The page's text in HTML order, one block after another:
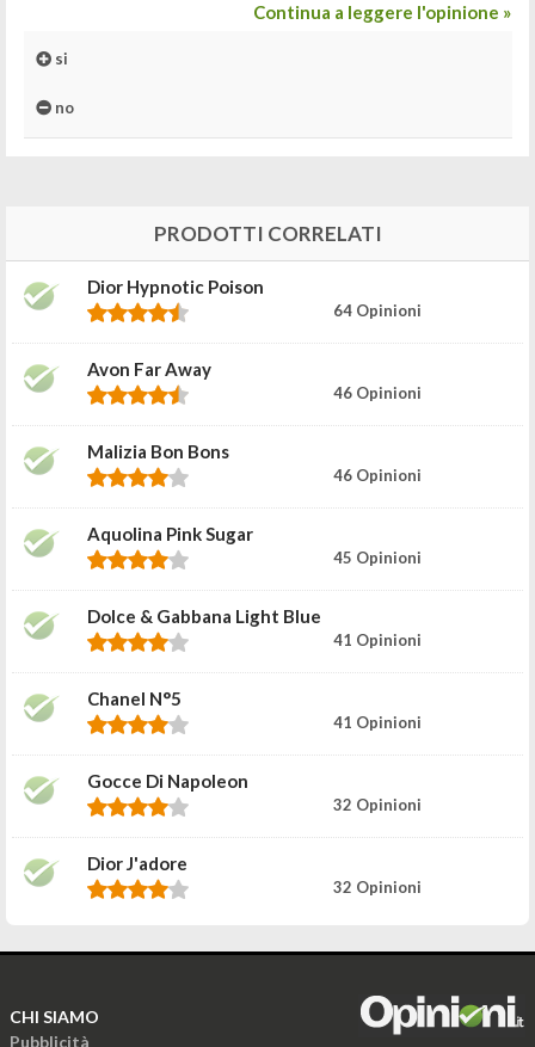
Continua a leggere l'opinione »
si
no
PRODOTTI CORRELATI
Dior Hypnotic Poison
64 Opinioni
Avon Far Away
46 Opinioni
Malizia Bon Bons
46 Opinioni
Aquolina Pink Sugar
45 Opinioni
Dolce & Gabbana Light Blue
41 Opinioni
Chanel N°5
41 Opinioni
Gocce Di Napoleon
32 Opinioni
Dior J'adore
32 Opinioni
CHI SIAMO
Pubblicità